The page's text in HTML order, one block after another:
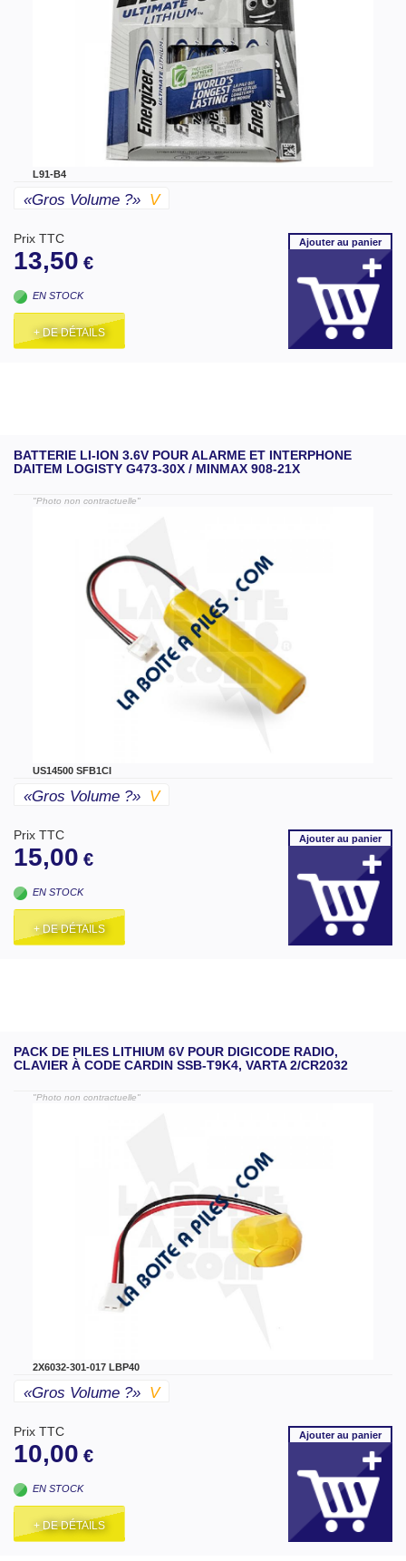
L91-B4
«gros Volume ?» V
Prix TTC
13,50 €
EN STOCK
+ DE DÉTAILS
Ajouterau panier
BATTERIE LI-ION 3.6V POUR ALARME ET INTERPHONE
DAITEM LOGISTY G473-30X / MINMAX 908-21X
"Photo non contractuelle"
US14500 SFB1CI
«gros Volume ?» V
Prix TTC
15,00 €
EN STOCK
+ DE DÉTAILS
Ajouterau panier
PACK DE PILES LITHIUM 6V POUR DIGICODE RADIO,
CLAVIER À CODE CARDIN SSB-T9K4, VARTA 2/CR2032
"Photo non contractuelle"
2X6032-301-017 LBP40
«gros Volume ?» V
Prix TTC
10,00 €
EN STOCK
+ DE DÉTAILS
Ajouterau panier